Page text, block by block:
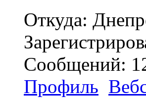
Откуда:
Сообщений:
Профиль